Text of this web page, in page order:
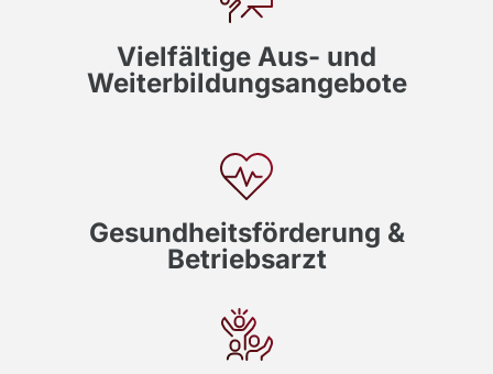
Vielfältige Aus- und
Weiterbildungsangebote
Gesundheitsförderung &
Betriebsarzt